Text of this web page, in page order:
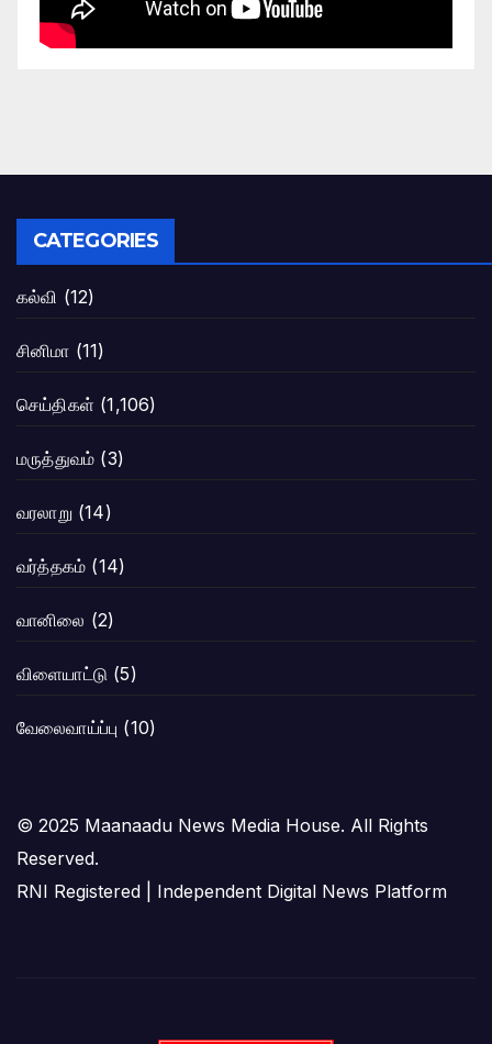
CATEGORIES
கல்வி (12)
சினிமா (11)
செய்திகள் (1,106)
மருத்துவம் (3)
வரலாறு (14)
வர்த்தகம் (14)
வானிலை (2)
விளையாட்டு (5)
வேலைவாய்ப்பு (10)
© 2025 Maanaadu News Media House. All Rights
Reserved.
RNI Registered | Independent Digital News Platform